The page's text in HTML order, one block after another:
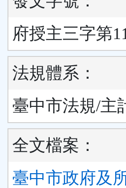
府授主三字第
法規體系：
臺中市法規/主
全文檔案：
臺中市政府及